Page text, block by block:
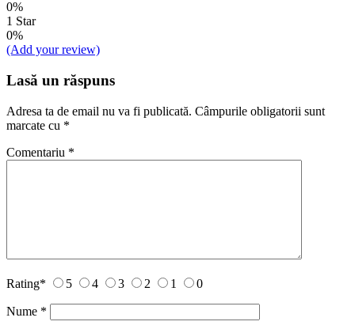
0%
1 Star
0%
(Add your review)
Lasă un răspuns
Adresa ta de email nu va fi publicată. Câmpurile obligatorii sunt
marcate cu *
Comentariu *
Rating* 5 4 3 2 1 0
Nume *